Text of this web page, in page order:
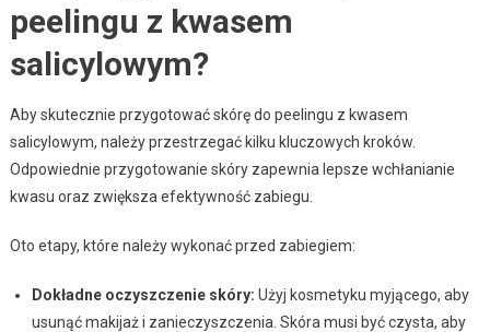
peelingu z kwasem
salicylowym?
Aby skutecznie przygotować skórę do peelingu z kwasem
salicylowym, należy przestrzegać kilku kluczowych kroków.
Odpowiednie przygotowanie skóry zapewnia lepsze wchłanianie
kwasu oraz zwiększa efektywność zabiegu.
Oto etapy, które należy wykonać przed zabiegiem:
Dokładne oczyszczenie skóry: Użyj kosmetyku myjącego, aby
usunąć makijaż i zanieczyszczenia. Skóra musi być czysta, aby